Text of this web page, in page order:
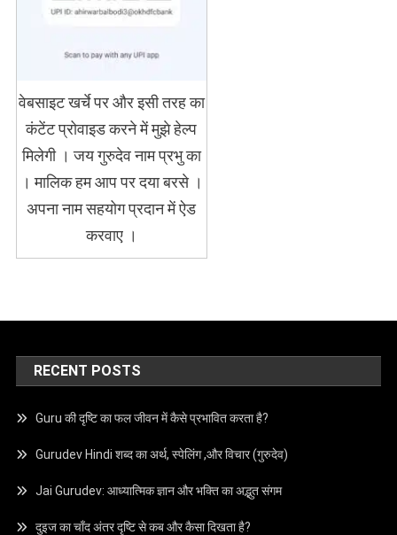
वेबसाइट खर्चे पर और इसी तरह का
कंटेंट प्रोवाइड करने में मुझे हेल्प
मिलेगी । जय गुरुदेव नाम प्रभु का
। मालिक हम आप पर दया बरसे ।
अपना नाम सहयोग प्रदान में ऐड
करवाए ।
RECENT POSTS
Guru की दृष्टि का फल जीवन में कैसे प्रभावित करता है?
Gurudev Hindi शब्द का अर्थ, स्पेलिंग ,और विचार (गुरुदेव)
Jai Gurudev: आध्यात्मिक ज्ञान और भक्ति का अद्भुत संगम
दुइज का चाँद अंतर दृष्टि से कब और कैसा दिखता है?